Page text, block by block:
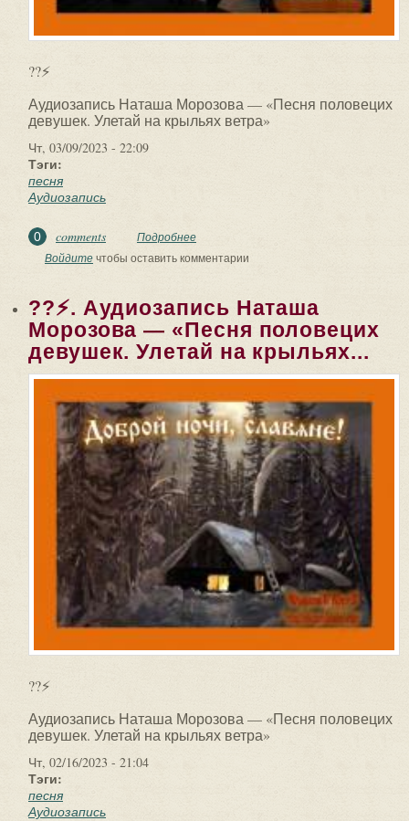
??⚡
Аудиозапись Наташа Морозова — «Песня половецих
девушек. Улетай на крыльях ветра»
Чт, 03/09/2023 - 22:09
Тэги:
песня
Аудиозапись
0 comments Подробнее
— «Песня половецих девушек. Улетай
Войдитечтобы оставить комментарии
??⚡. Аудиозапись Наташа
Морозова — «Песня половецих
девушек. Улетай на крыльях...
??⚡
Аудиозапись Наташа Морозова — «Песня половецих
девушек. Улетай на крыльях ветра»
Чт, 02/16/2023 - 21:04
Тэги:
песня
Аудиозапись